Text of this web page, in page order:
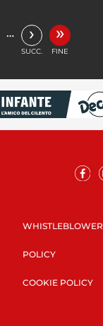
… ›
SUCC.
»
FINE
WHISTLEBLOWER
POLICY
COOKIE POLICY